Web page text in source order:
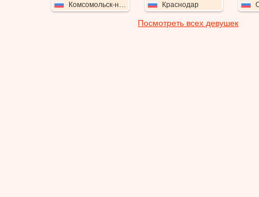
Комсомольск-на-Амуре Краснодар
Посмотреть всех девушек